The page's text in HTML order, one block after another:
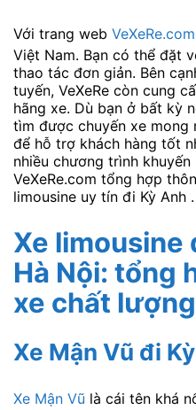
Với trang web VeXeRe.com
Việt Nam. Bạn có thể đặt
thao tác đơn giản. Bên
tuyến, VeXeRe còn cung
hãng xe. Dù bạn ở bất kỳ
tìm được chuyến xe mong
để hỗ trợ khách hàng tốt
nhiều chương trình
VeXeRe.com tổng hợp
limousine uy tín đi Kỳ Anh .
Xe limousine
Hà Nội: tổng
xe chất lượng
Xe Mận Vũ đi
Xe Mận Vũ là cái tên khá